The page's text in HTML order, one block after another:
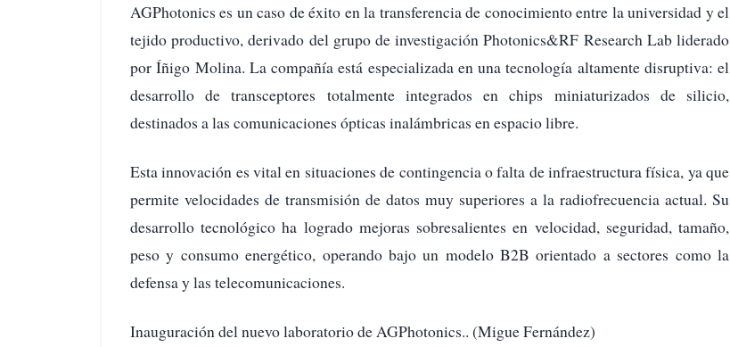
AGPhotonics es un caso de éxito en la transferencia de conocimiento entre la universidad y el
tejido productivo, derivado del grupo de investigación Photonics&RF Research Lab liderado
por Íñigo Molina. La compañía está especializada en una tecnología altamente disruptiva: el
desarrollo de transceptores totalmente integrados en chips miniaturizados de silicio,
destinados a las comunicaciones ópticas inalámbricas en espacio libre.
Esta innovación es vital en situaciones de contingencia o falta de infraestructura física, ya que
permite velocidades de transmisión de datos muy superiores a la radiofrecuencia actual. Su
desarrollo tecnológico ha logrado mejoras sobresalientes en velocidad, seguridad, tamaño,
peso y consumo energético, operando bajo un modelo B2B orientado a sectores como la
defensa y las telecomunicaciones.
Inauguración del nuevo laboratorio de AGPhotonics.. (Migue Fernández)